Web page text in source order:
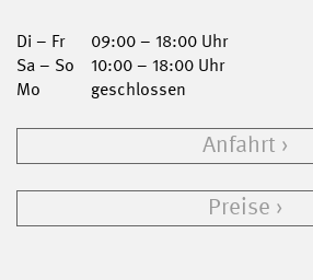
Di – Fr
09:00 – 18:00 Uhr
Sa – So
10:00 – 18:00 Uhr
Mo
geschlossen
Anfahrt
Preise